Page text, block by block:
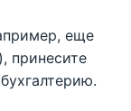
еще
принесите